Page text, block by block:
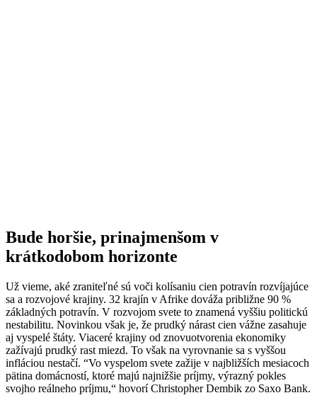
Bude horšie, prinajmenšom v
krátkodobom horizonte
Už vieme, aké zraniteľné sú voči kolísaniu cien potravín rozvíjajúce
sa a rozvojové krajiny. 32 krajín v Afrike dováža približne 90 %
základných potravín. V rozvojom svete to znamená vyššiu politickú
nestabilitu. Novinkou však je, že prudký nárast cien vážne zasahuje
aj vyspelé štáty. Viaceré krajiny od znovuotvorenia ekonomiky
zažívajú prudký rast miezd. To však na vyrovnanie sa s vyššou
infláciou nestačí. “Vo vyspelom svete zažije v najbližších mesiacoch
pätina domácností, ktoré majú najnižšie príjmy, výrazný pokles
svojho reálneho príjmu,“ hovorí Christopher Dembik zo Saxo Bank.